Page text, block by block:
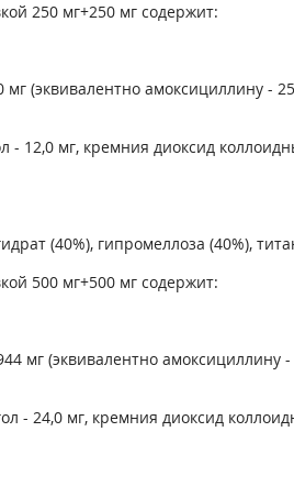
250 мг+250 мг содержит:
(эквивалентно амоксициллину -
12,0 мг, кремния диоксид
(40%), гипромеллоза (40%),
500 мг+500 мг содержит:
мг (эквивалентно амоксициллину
- 24,0 мг, кремния диоксид